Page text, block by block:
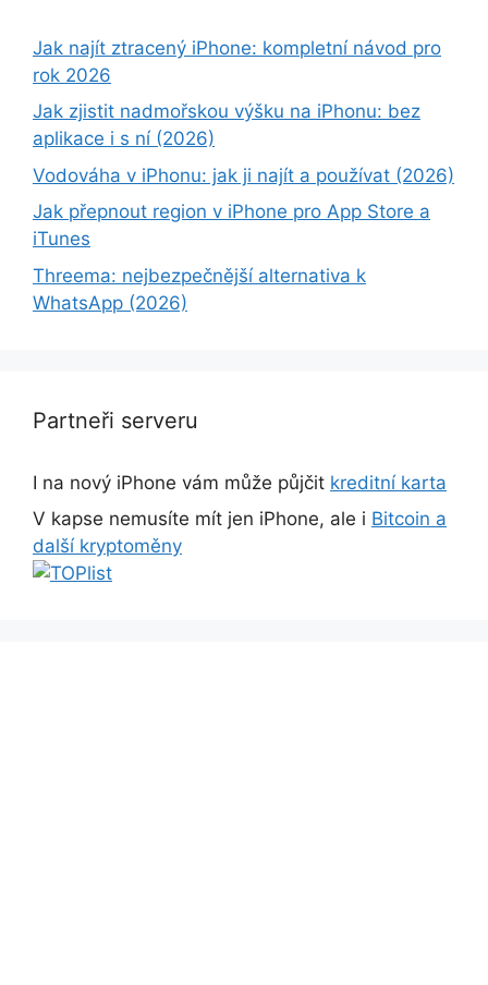
Jak najít ztracený iPhone: kompletní návod pro
rok 2026
Jak zjistit nadmořskou výšku na iPhonu: bez
aplikace i s ní (2026)
Vodováha v iPhonu: jak ji najít a používat (2026)
Jak přepnout region v iPhone pro App Store a
iTunes
Threema: nejbezpečnější alternativa k
WhatsApp (2026)
Partneři serveru
I na nový iPhone vám může půjčit kreditní karta
V kapse nemusíte mít jen iPhone, ale i Bitcoin a
další kryptoměny